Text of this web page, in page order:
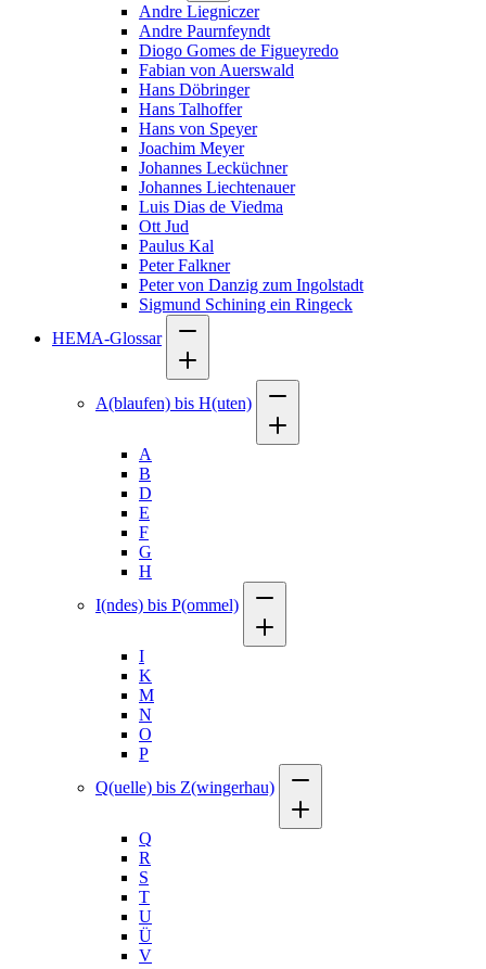
Andre Liegniczer
Andre Paurnfeyndt
Diogo Gomes de Figueyredo
Fabian von Auerswald
Hans Döbringer
Hans Talhoffer
Hans von Speyer
Joachim Meyer
Johannes Lecküchner
Johannes Liechtenauer
Luis Dias de Viedma
Ott Jud
Paulus Kal
Peter Falkner
Peter von Danzig zum Ingolstadt
Sigmund Schining ein Ringeck
HEMA-Glossar
A(blaufen) bis H(uten)
A
B
D
E
F
G
H
I(ndes) bis P(ommel)
I
K
M
N
O
P
Q(uelle) bis Z(wingerhau)
Q
R
S
T
U
Ü
V